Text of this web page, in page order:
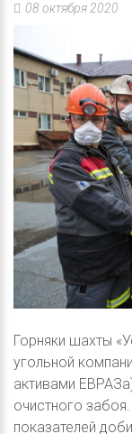
08 октября 2020
Горняки шахты
угольной
активами
очистного
показателей